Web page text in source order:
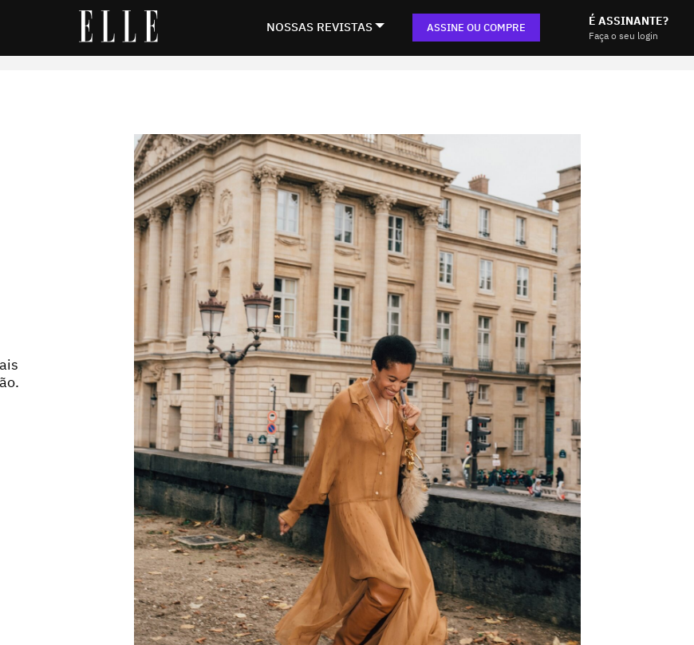
NOSSAS REVISTAS ASSINE OU COMPRE É ASSINANTE?
Faça o seu login
dias nublados